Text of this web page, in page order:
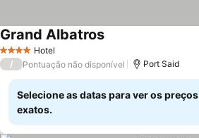
4 EstrelasHotel
Grand AlbatrosVer preços
/ Pontuação não disponível Port Said
Selecione as datas para ver os preços
exatos.